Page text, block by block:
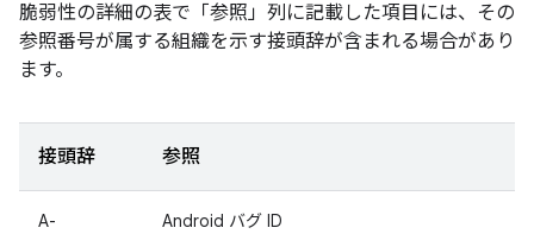
脆弱性の詳細の表で「参照」 列に記載した項目には、その
参照番号が属する組織を示す接頭辞が含まれる場合があり
ます。
接頭辞 参照
A- Android バグ ID